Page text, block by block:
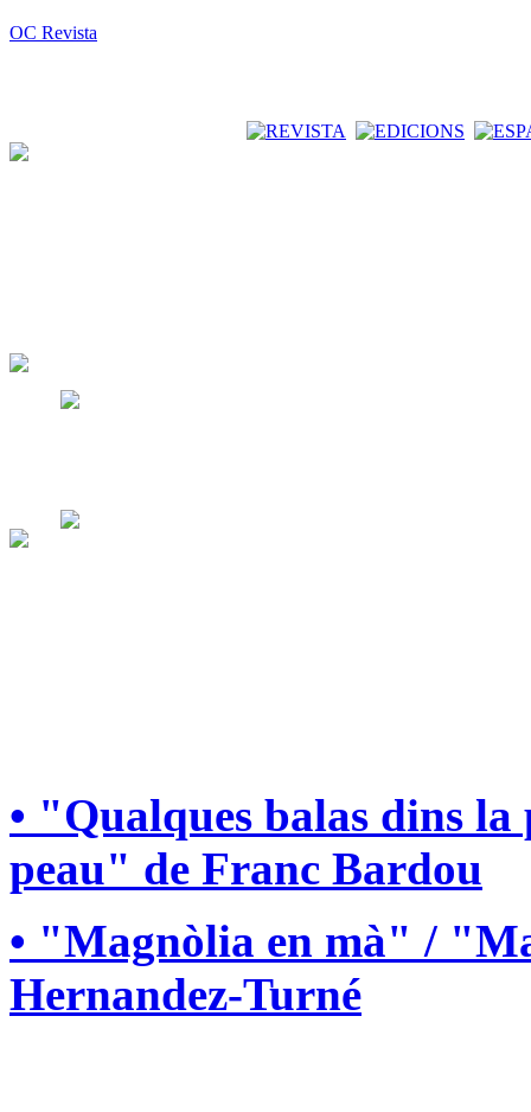
OC Revista
• "Qualques balas dins
peau" de Franc Bardou
• "Magnòlia en mà" /
Hernandez-Turné